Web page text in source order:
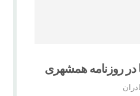
در روزنامه همشهری